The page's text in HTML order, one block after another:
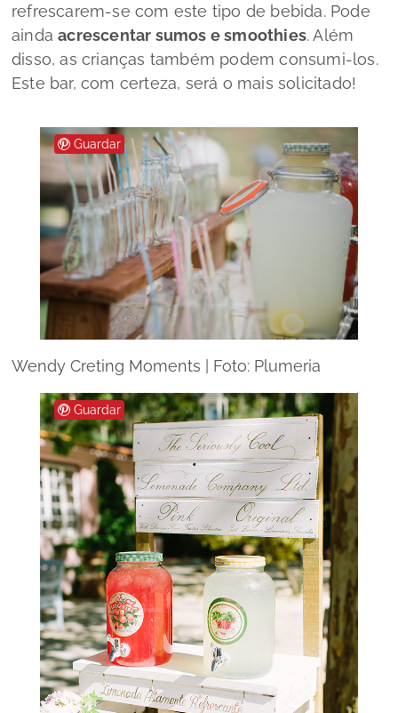
refrescarem-se com este tipo de bebida. Pode
aindaacrescentar sumos e smoothies. Além
disso, as crianças também podem consumi-los.
Este bar, com certeza, será o mais solicitado!
Guardar
Wendy Creting Moments | Foto: Plumeria
Guardar